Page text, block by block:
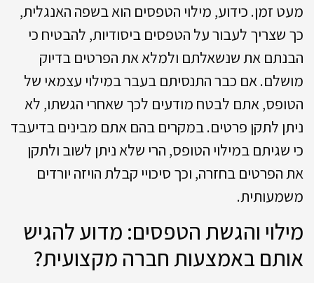
מעט זמן. כידוע, מילוי הטפסים הוא בשפה האנגלית,
כך שצריך לעבור על הטפסים ביסודיות, להבטיח כי
הבנתם את שנשאלתם ולמלא את הפרטים בדיוק
מושלם. אם כבר התנסיתם בעבר במילוי עצמאי של
הטופס, אתם לבטח מודעים לכך שאחרי הגשתו, לא
ניתן לתקן פרטים. במקרים בהם אתם מבינים בדיעבד
כי שגיתם במילוי הטופס, הרי שלא ניתן לשוב ולתקן
את הפרטים בחזרה, וכך סיכויי קבלת הויזה יורדים
משמעותית.
מילוי והגשת הטפסים: מדוע להגיש
אותם באמצעות חברה מקצועית?